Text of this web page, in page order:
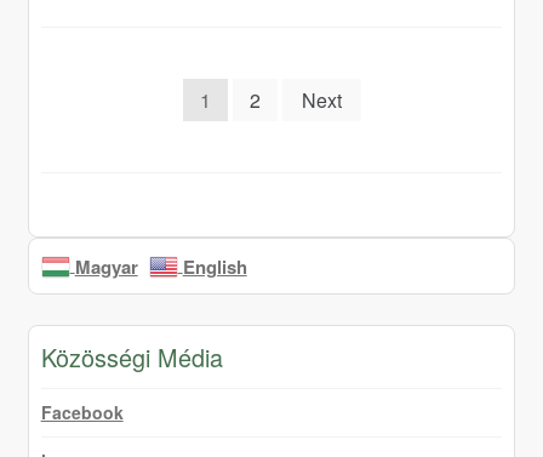
1 2 Next
Magyar English
Közösségi Média
Facebook